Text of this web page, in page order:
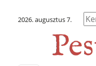
2026. augusztus 7.